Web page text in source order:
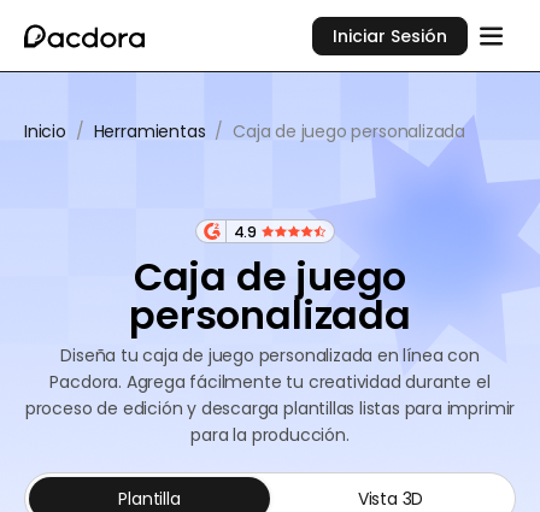
Iniciar Sesión
Inicio / Herramientas / Caja de juego personalizada
4.9
Caja de juego
personalizada
Diseña tu caja de juego personalizada en línea con
Pacdora. Agrega fácilmente tu creatividad durante el
proceso de edición y descarga plantillas listas para imprimir
para la producción.
Plantilla Vista 3D